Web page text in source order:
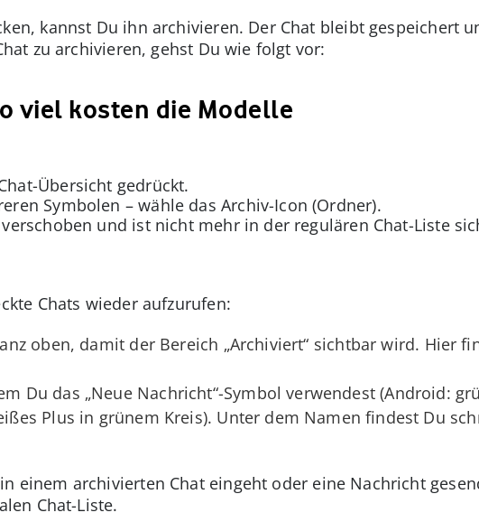
kannst Du ihn archivieren. Der Chat bleibt gespeichert
zu archivieren, gehst Du wie folgt vor:
viel kosten die Modelle
Übersicht gedrückt.
Symbolen – wähle das Archiv-Icon (Ordner).
und ist nicht mehr in der regulären Chat-Liste
Chats wieder aufzurufen:
oben, damit der Bereich „Archiviert“ sichtbar wird. Hier
Du das „Neue Nachricht“-Symbol verwendest (Android:
Plus in grünem Kreis). Unter dem Namen findest Du
einem archivierten Chat eingeht oder eine Nachricht
Chat-Liste.